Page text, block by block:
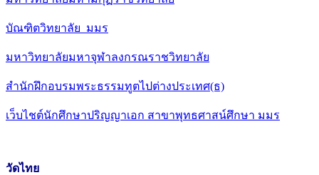
บัณฑิตวิทยาลัย มมร
มหาวิทยาลัยมหาจุฬาลงกรณราชวิทยาลัย
สำนักฝึกอบรมพระธรรมทูตไปต่างประเทศ(ธ)
เว็บไชต์นักศึกษาปริญญาเอก สาขาพุทธศาสน์ศึกษา มมร
วัดไทย